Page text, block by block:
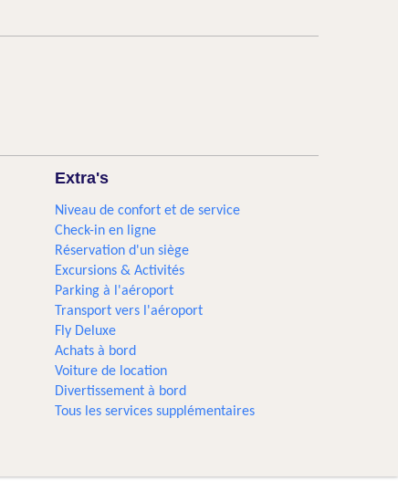
Extra's
Niveau de confort et de service
Check-in en ligne
Réservation d'un siège
Excursions & Activités​
Parking à l'aéroport
Transport vers l'aéroport
Fly Deluxe
Achats à bord
Voiture de location
Divertissement à bord
Tous les services supplémentaires